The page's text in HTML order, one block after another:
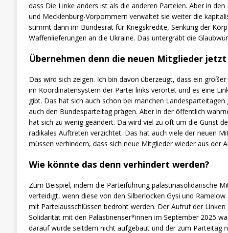
dass Die Linke anders ist als die anderen Parteien. Aber in
und Mecklenburg-Vorpommern verwaltet sie weiter die
stimmt dann im Bundesrat für Kriegskredite, Senkung der
Waffenlieferungen an die Ukraine. Das untergräbt die
Übernehmen denn die neuen Mitglieder jetzt
Das wird sich zeigen. Ich bin davon überzeugt, dass ein
im Koordinatensystem der Partei links verortet und es eine
gibt. Das hat sich auch schon bei manchen
auch den Bundesparteitag prägen. Aber in der öffentlich
hat sich zu wenig geändert. Da wird viel zu oft um die Gunst
radikales Auftreten verzichtet. Das hat auch viele der neuen
müssen verhindern, dass sich neue Mitglieder wieder aus der
Wie könnte das denn verhindert werden?
Zum Beispiel, indem die Parteiführung palästinasolidarische
verteidigt, wenn diese von den Silberlocken Gysi und
mit Parteiausschlüssen bedroht werden. Der Aufruf der
Solidarität mit den Palästinenser*innen im September 2025
darauf wurde seitdem nicht aufgebaut und der zum Parteitag